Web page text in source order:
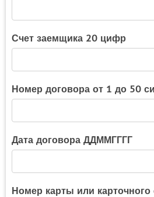
Счет заемщика 20 цифр
Номер договора от 1 до 50
Дата договора ДДММГГГГ
Номер карты или карточного